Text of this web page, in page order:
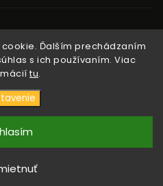
Ďalším prechádzaním
s ich používaním. Viac
tu.
. Všetky práva vyhradené.